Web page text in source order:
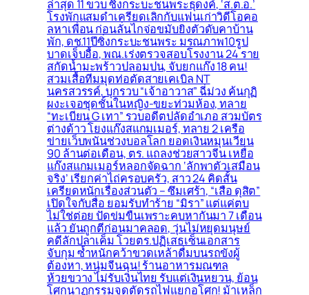
ล่าสุด 11 ขวบ ซิ่งกระบะชนพระธุดงค์, ‘ส.ต.อ.’
โรงพักแสมดำเครียดเลิกกับแฟนเก่าวิดีโอคอ
ลหาเพื่อน ก่อนลั่นไกจ่อขมับยิงตัวดับคาบ้าน
พัก, ดช.11ปีซิ่งกระบะชนพระ มรณภาพ10รูป
บาดเจ็บอื้อ, พณ.เร่งตรวจสอบโรงงาน 24 ราย
สกัดน้ำมะพร้าวปลอมปน, จับยกแก๊ง 18 คน!
สวมเสื้อทีมมุดท่อตัดสายเคเบิล NT
นครสวรรค์, บุกรวบ “เจ้าอาวาส” ฉี่ม่วง ค้นกุฏิ
ผงะเจอชุดชั้นในหญิง-ขยะท่วมห้อง, ทลาย
“ทะเบียน G เทา” รวบอดีตปลัดอำเภอ สวมบัตร
ต่างด้าว โยงแก๊งสแกมเมอร์, ทลาย 2 เครือ
ข่ายเว็บพนันช่วงบอลโลก ยอดเงินหมุนเวียน
90 ล้านต่อเดือน, ตร. แถลงช่วยสาวจีน เหยื่อ
แก๊งสแกมเมอร์หลอกจัดฉาก ‘ลักพาตัวเสมือน
จริง’ เรียกค่าไถ่ครอบครัว, สาว 24 คิดสั้น
เครียดหนักเรื่องส่วนตัว – ซึมเศร้า, “เสือ ดุสิต”
เปิดใจกับสื่อ ยอมรับทำร้าย “มิรา” แต่แค่ตบ
ไม่ใช่ต่อย ปัดข่มขืนเพราะคบหากันมา 7 เดือน
แล้ว ยันถูกตีก่อนมาคลอด, วุ่นไม่หยุดมนุษย์
คดีลักปลาเค็ม โวยตร.ปฏิเสธเซ็นเอกสาร
จับกุม ซ้ำหนักคว้าขวดเหล้าดื่มบนรถขังผู้
ต้องหา, หนุ่มจีนฉุน! ร้านอาหารมณฑล
ห้วยขวาง ไม่รับเงินไทย รับแต่เงินหยวน, ย้อน
โศกนาฏกรรมจุดตัดรถไฟแยกอโศก! ม้าเหล็ก